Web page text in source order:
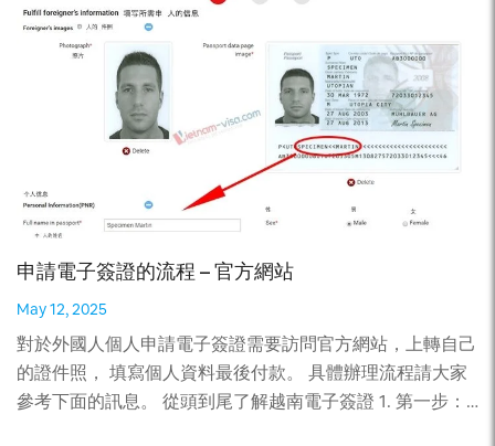
申請電子簽證的流程 – 官方網站
May 12, 2025
對於外國人個人申請電子簽證需要訪問官方網站，上轉自己
的證件照， 填寫個人資料最後付款。 具體辦理流程請大家
參考下面的訊息。 從頭到尾了解越南電子簽證 1. 第一步：